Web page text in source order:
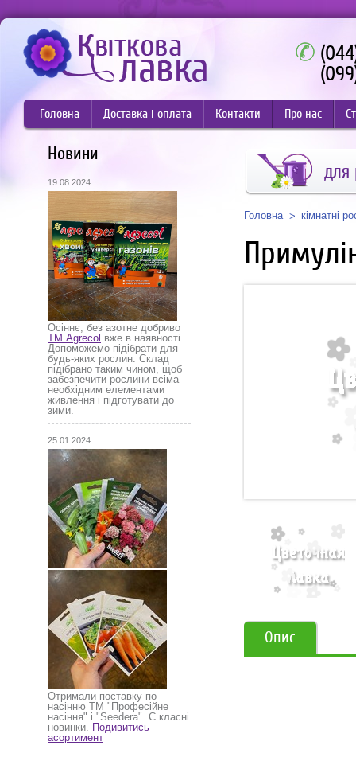
Головна Доставка і оплата Контакти Про нас
Новини
19.08.2024
Осіннє, без азотне добриво
ТМ Agrecol вже в наявності.
Допоможемо підібрати для
будь-яких рослин. Склад
підібрано таким чином, щоб
забезпечити рослини всіма
необхідним елементами
живлення і підготувати до
зими.
25.01.2024
Отримали поставку по
насінню ТМ "Професійне
насіння" і "Seedera". Є класні
новинки. Подивитись
асортимент
для
Головна кімнатні
Опис